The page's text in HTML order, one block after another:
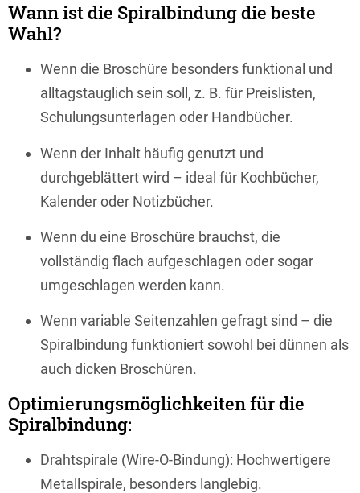
Wann ist die Spiralbindung die beste
Wahl?
Wenn die Broschüre besonders funktional und
alltagstauglich sein soll, z. B. für Preislisten,
Schulungsunterlagen oder Handbücher.
Wenn der Inhalt häufig genutzt und
durchgeblättert wird – ideal für Kochbücher,
Kalender oder Notizbücher.
Wenn du eine Broschüre brauchst, die
vollständig flach aufgeschlagen oder sogar
umgeschlagen werden kann.
Wenn variable Seitenzahlen gefragt sind – die
Spiralbindung funktioniert sowohl bei dünnen als
auch dicken Broschüren.
Optimierungsmöglichkeiten für die
Spiralbindung:
Drahtspirale (Wire-O-Bindung): Hochwertigere
Metallspirale, besonders langlebig.